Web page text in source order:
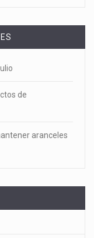
de
aranceles